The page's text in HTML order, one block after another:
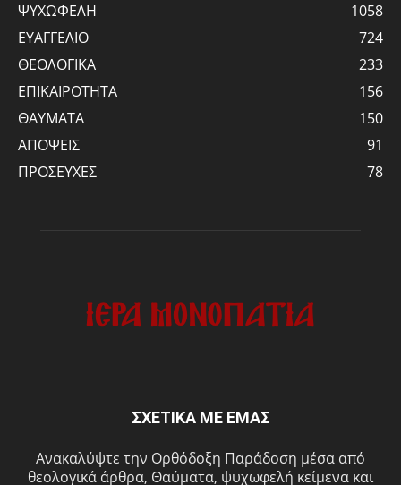
ΨΥΧΩΦΕΛΗ
1058
ΕΥΑΓΓΕΛΙΟ
724
ΘΕΟΛΟΓΙΚΑ
233
ΕΠΙΚΑΙΡΟΤΗΤΑ
156
ΘΑΥΜΑΤΑ
150
ΑΠΟΨΕΙΣ
91
ΠΡΟΣΕΥΧΕΣ
78
ΣΧΕΤΙΚΑ ΜΕ ΕΜΑΣ
Ανακαλύψτε την Ορθόδοξη Παράδοση μέσα από
θεολογικά άρθρα, Θαύματα, ψυχωφελή κείμενα και